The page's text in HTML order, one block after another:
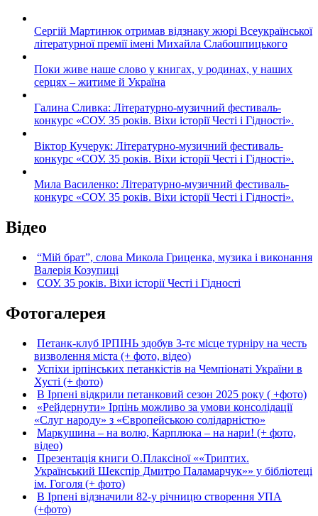
Сергій Мартинюк отримав відзнаку жюрі Всеукраїнської
літературної премії імені Михайла Слабошпицького
Поки живе наше слово у книгах, у родинах, у наших
серцях – житиме й Україна
Галина Сливка: Літературно-музичний фестиваль-
конкурс «СОУ. 35 років. Віхи історії Честі і Гідності».
Віктор Кучерук: Літературно-музичний фестиваль-
конкурс «СОУ. 35 років. Віхи історії Честі і Гідності».
Мила Василенко: Літературно-музичний фестиваль-
конкурс «СОУ. 35 років. Віхи історії Честі і Гідності».
Відео
“Мій брат”, слова Микола Гриценка, музика і виконання
Валерія Козупиці
СОУ. 35 років. Віхи історії Честі і Гідності
Фотогалерея
Петанк-клуб ІРПІНЬ здобув 3-тє місце турніру на честь
визволення міста (+ фото, відео)
Успіхи ірпінських петанкістів на Чемпіонаті України в
Хусті (+ фото)
В Ірпені відкрили петанковий сезон 2025 року ( +фото)
«Рейдернути» Ірпінь можливо за умови консолідації
«Слуг народу» з «Європейською солідарністю»
Маркушина – на волю, Карплюка – на нари! (+ фото,
відео)
Презентація книги О.Плаксіної ««Триптих.
Український Шекспір Дмитро Паламарчук»» у бібліотеці
ім. Гоголя (+ фото)
В Ірпені відзначили 82-у річницю створення УПА
(+фото)